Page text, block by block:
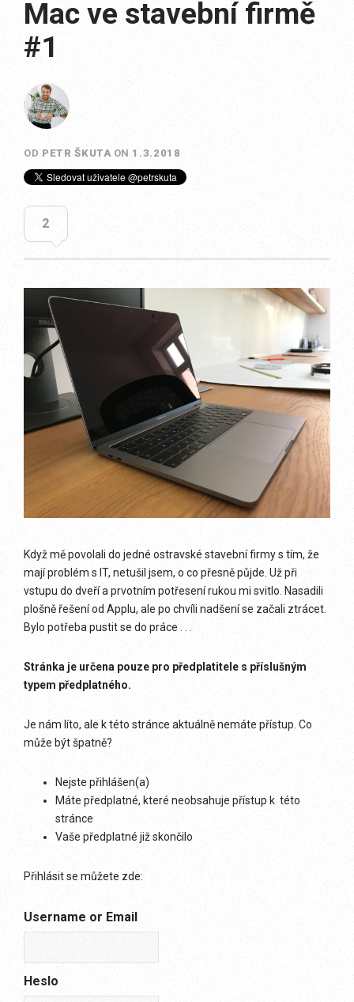
Mac ve stavební firmě
#1
OD PETR ŠKUTA ON 1.3.2018
2
Když mě povolali do jedné ostravské stavební firmy s tím, že
mají problém s IT, netušil jsem, o co přesně půjde. Už při
vstupu do dveří a prvotním potřesení rukou mi svitlo. Nasadili
plošně řešení od Applu, ale po chvíli nadšení se začali ztrácet.
Bylo potřeba pustit se do práce . . .
Stránka je určena pouze pro předplatitele s příslušným
typem předplatného.
Je nám líto, ale k této stránce aktuálně nemáte přístup. Co
může být špatně?
Nejste přihlášen(a)
Máte předplatné, které neobsahuje přístup k této
stránce
Vaše předplatné již skončilo
Přihlásit se můžete zde:
Username or Email
Heslo